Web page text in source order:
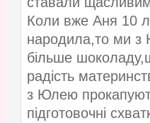
Коли вже Аня 10
народила,то ми з
більше
радість
з Юлею
підготовочні